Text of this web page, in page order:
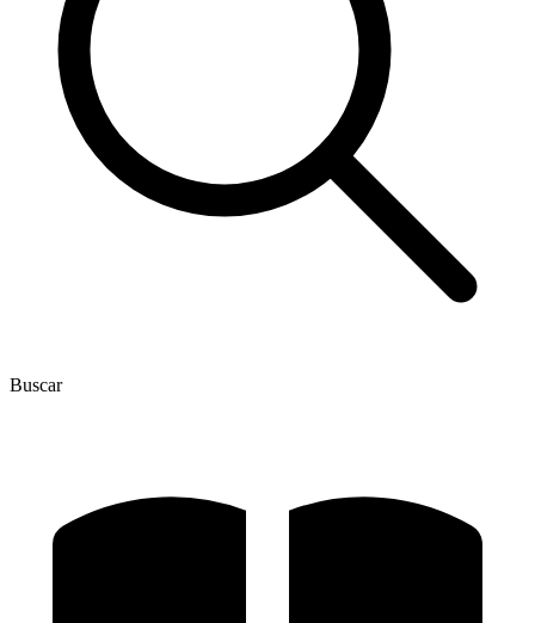
Buscar